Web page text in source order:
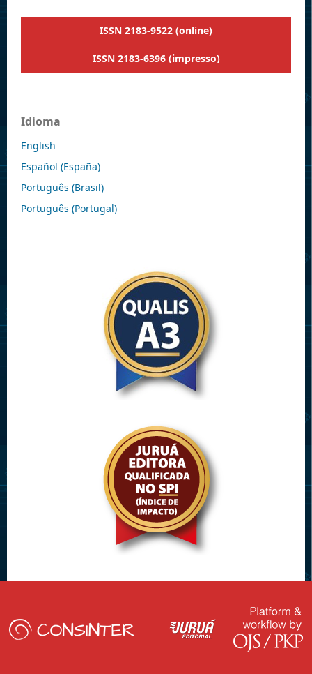
ISSN 2183-9522 (online)
ISSN 2183-6396 (impresso)
Idioma
English
Español (España)
Português (Brasil)
Português (Portugal)